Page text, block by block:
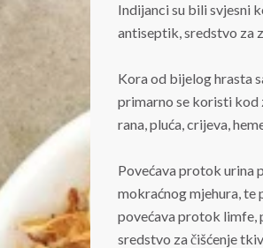
Indijanci su bili svjesni
antiseptik, sredstvo za
Kora od bijelog hrasta
primarno se koristi kod
rana, pluća, crijeva,
Povećava protok urina
mokraćnog mjehura, te
povećava protok limfe,
sredstvo za čišćenje